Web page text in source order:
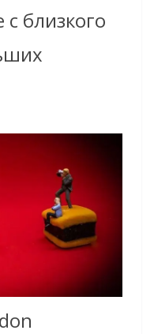
близкого